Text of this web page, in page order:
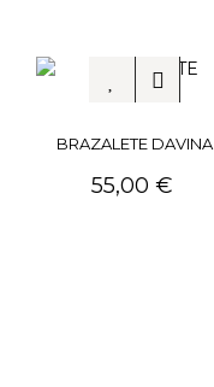
BRAZALETE DAVINA
Precio
55,00 €